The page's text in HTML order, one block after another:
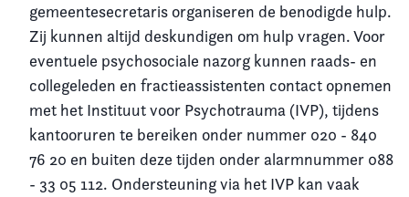
gemeentesecretaris organiseren de benodigde hulp.
Zij kunnen altijd deskundigen om hulp vragen. Voor
eventuele psychosociale nazorg kunnen raads- en
collegeleden en fractieassistenten contact opnemen
met het Instituut voor Psychotrauma (IVP), tijdens
kantooruren te bereiken onder nummer 020 - 840
76 20 en buiten deze tijden onder alarmnummer 088
- 33 05 112. Ondersteuning via het IVP kan vaak